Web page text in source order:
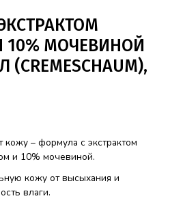
10% МОЧЕВИНОЙ
кожу – формула с экстрактом
и 10% мочевиной.
кожу от высыхания и
влаги.